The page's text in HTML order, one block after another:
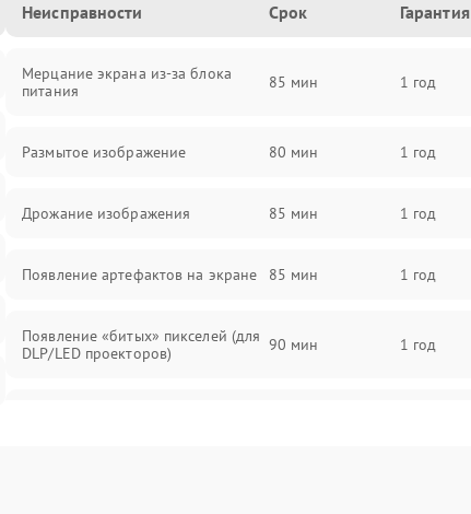
Неисправности Срок Гарантия
Мерцание экрана из-за блока
питания
85 мин 1 год
Размытое изображение 80 мин 1 год
Дрожание изображения 85 мин 1 год
Появление артефактов на экране 85 мин 1 год
Появление «битых» пикселей (для
DLP/LED проекторов)
90 мин 1 год